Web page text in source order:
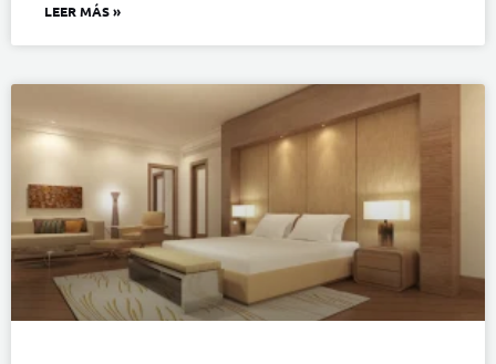
LEER MÁS »